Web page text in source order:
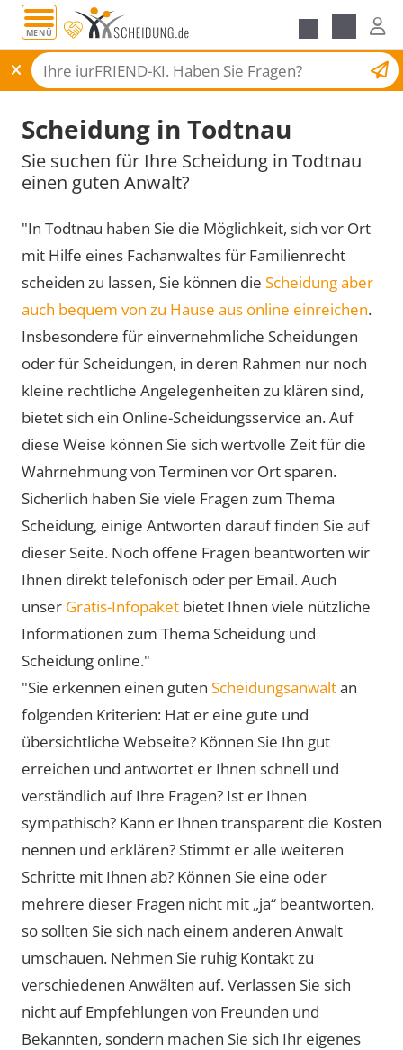
MENÜ
Scheidungsantrag
Scheidung in Todtnau
Sie suchen für Ihre Scheidung in Todtnau
einen guten Anwalt?
"In Todtnau haben Sie die Möglichkeit, sich vor Ort
mit Hilfe eines Fachanwaltes für Familienrecht
scheiden zu lassen, Sie können die Scheidung aber
auch bequem von zu Hause aus online einreichen.
Insbesondere für einvernehmliche Scheidungen
oder für Scheidungen, in deren Rahmen nur noch
kleine rechtliche Angelegenheiten zu klären sind,
bietet sich ein Online-Scheidungsservice an. Auf
diese Weise können Sie sich wertvolle Zeit für die
Wahrnehmung von Terminen vor Ort sparen.
Sicherlich haben Sie viele Fragen zum Thema
Scheidung, einige Antworten darauf finden Sie auf
dieser Seite. Noch offene Fragen beantworten wir
Ihnen direkt telefonisch oder per Email. Auch
unser Gratis-Infopaket bietet Ihnen viele nützliche
Informationen zum Thema Scheidung und
Scheidung online."
"Sie erkennen einen guten Scheidungsanwaltan
folgenden Kriterien: Hat er eine gute und
übersichtliche Webseite? Können Sie Ihn gut
erreichen und antwortet er Ihnen schnell und
verständlich auf Ihre Fragen? Ist er Ihnen
sympathisch? Kann er Ihnen transparent die Kosten
nennen und erklären? Stimmt er alle weiteren
Schritte mit Ihnen ab? Können Sie eine oder
mehrere dieser Fragen nicht mit „ja“ beantworten,
so sollten Sie sich nach einem anderen Anwalt
umschauen. Nehmen Sie ruhig Kontakt zu
verschiedenen Anwälten auf. Verlassen Sie sich
nicht auf Empfehlungen von Freunden und
Bekannten, sondern machen Sie sich Ihr eigenes